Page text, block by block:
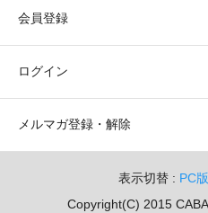
会員登録
ログイン
メルマガ登録・解除
表示切替 : PC
Copyright(C) 2015